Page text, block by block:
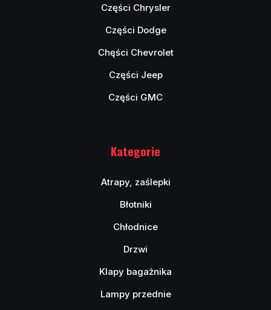
Części Chrysler
Części Dodge
Chęści Chevrolet
Części Jeep
Części GMC
Kategorie
Atrapy, zaślepki
Błotniki
Chłodnice
Drzwi
Klapy bagażnika
Lampy przednie